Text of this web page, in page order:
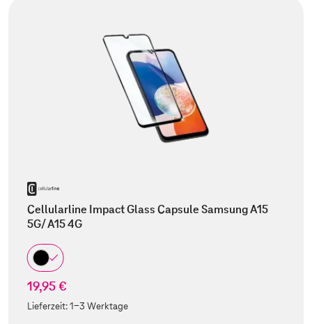
Cellularline Impact Glass Capsule Samsung A15
5G/ A15 4G
19,95 €
Lieferzeit:1-3 Werktage